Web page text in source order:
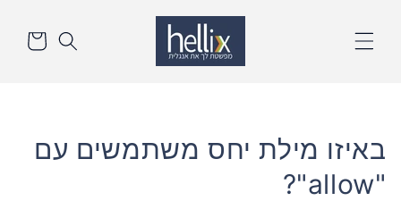
לתוכן
סל
הקניות
באיזו מילת יחס משתמשים עם
"allow"?